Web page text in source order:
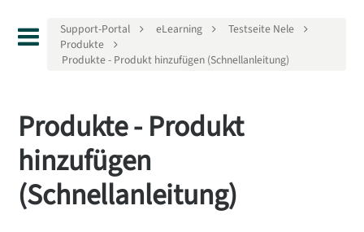
Support-Portal eLearning
Testseite Nele
Produkte
Produkte - Produkt hinzufügen (Schnellanleitung)
Produkte - Produkt
hinzufügen
(Schnellanleitung)